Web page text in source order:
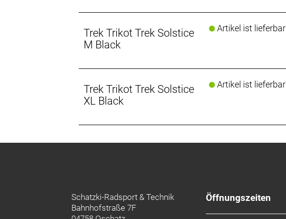
Trek Trikot Trek Solstice
M Black
Artikel ist lieferbar
Trek Trikot Trek Solstice
XL Black
Artikel ist lieferbar
Schatzki-Radsport & Technik
Bahnhofstraße 7F
Öffnungszeiten